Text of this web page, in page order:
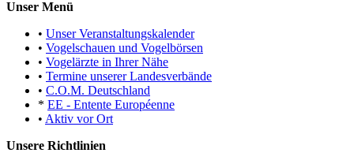
Unser Menü
• Unser Veranstaltungskalender
• Vogelschauen und Vogelbörsen
• Vogelärzte in Ihrer Nähe
• Termine unserer Landesverbände
• C.O.M. Deutschland
* EE - Entente Européenne
• Aktiv vor Ort
Unsere Richtlinien